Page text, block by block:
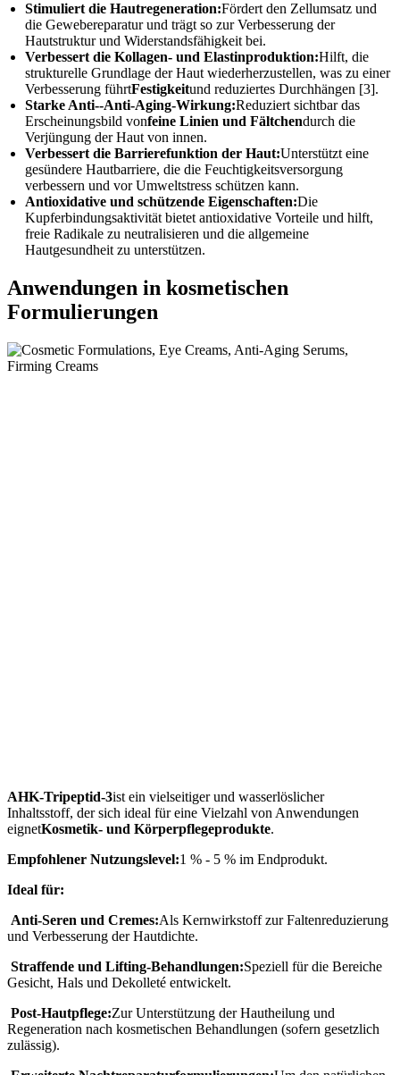
Stimuliert die Hautregeneration:Fördert den Zellumsatz und
die Gewebereparatur und trägt so zur Verbesserung der
Hautstruktur und Widerstandsfähigkeit bei.
Verbessert die Kollagen- und Elastinproduktion:Hilft, die
strukturelle Grundlage der Haut wiederherzustellen, was zu einer
Verbesserung führtFestigkeitund reduziertes Durchhängen [3].
Starke Anti--Anti-Aging-Wirkung:Reduziert sichtbar das
Erscheinungsbild vonfeine Linien und Fältchendurch die
Verjüngung der Haut von innen.
Verbessert die Barrierefunktion der Haut:Unterstützt eine
gesündere Hautbarriere, die die Feuchtigkeitsversorgung
verbessern und vor Umweltstress schützen kann.
Antioxidative und schützende Eigenschaften:Die
Kupferbindungsaktivität bietet antioxidative Vorteile und hilft,
freie Radikale zu neutralisieren und die allgemeine
Hautgesundheit zu unterstützen.
Anwendungen in kosmetischen
Formulierungen
AHK-Tripeptid-3ist ein vielseitiger und wasserlöslicher
Inhaltsstoff, der sich ideal für eine Vielzahl von Anwendungen
eignetKosmetik- und Körperpflegeprodukte.
Empfohlener Nutzungslevel:1 % - 5 % im Endprodukt.
Ideal für:
Anti-Seren und Cremes:Als Kernwirkstoff zur Faltenreduzierung
und Verbesserung der Hautdichte.
Straffende und Lifting-Behandlungen:Speziell für die Bereiche
Gesicht, Hals und Dekolleté entwickelt.
Post-Hautpflege:Zur Unterstützung der Hautheilung und
Regeneration nach kosmetischen Behandlungen (sofern gesetzlich
zulässig).